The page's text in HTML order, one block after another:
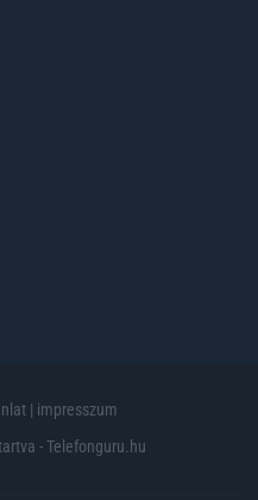
| impresszum
- Telefonguru.hu